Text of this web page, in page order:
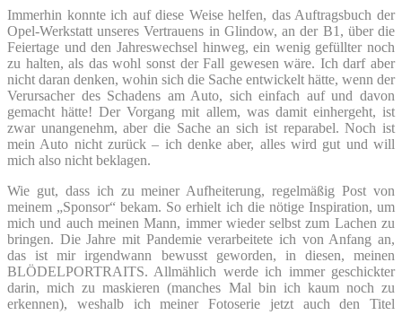
Immerhin konnte ich auf diese Weise helfen, das Auftragsbuch der
Opel-Werkstatt unseres Vertrauens in Glindow, an der B1, über die
Feiertage und den Jahreswechsel hinweg, ein wenig gefüllter noch
zu halten, als das wohl sonst der Fall gewesen wäre. Ich darf aber
nicht daran denken, wohin sich die Sache entwickelt hätte, wenn der
Verursacher des Schadens am Auto, sich einfach auf und davon
gemacht hätte! Der Vorgang mit allem, was damit einhergeht, ist
zwar unangenehm, aber die Sache an sich ist reparabel. Noch ist
mein Auto nicht zurück – ich denke aber, alles wird gut und will
mich also nicht beklagen.
Wie gut, dass ich zu meiner Aufheiterung, regelmäßig Post von
meinem „Sponsor“ bekam. So erhielt ich die nötige Inspiration, um
mich und auch meinen Mann, immer wieder selbst zum Lachen zu
bringen. Die Jahre mit Pandemie verarbeitete ich von Anfang an,
das ist mir irgendwann bewusst geworden, in diesen, meinen
BLÖDELPORTRAITS. Allmählich werde ich immer geschickter
darin, mich zu maskieren (manches Mal bin ich kaum noch zu
erkennen), weshalb ich meiner Fotoserie jetzt auch den Titel